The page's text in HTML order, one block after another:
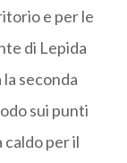
e per le
di Lepida
seconda
sui punti
caldo per il